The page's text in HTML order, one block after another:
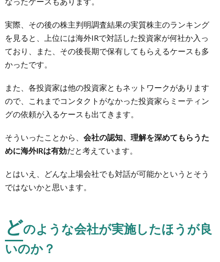
グも
3.1.
アレン
ジはIR
コンサ
社やサ
ポート
会社で
3.2.
ーかつ
自社を
投資家
をター
ゲット
に
実際、その後の株主判明調査結果の実質株主のランキング
を見ると、上位には海外IRで対話した投資家が何社か入っ
ており、また、その後長期で保有してもらえるケースも多
かったです。
また、各投資家は他の投資家ともネットワークがあります
ので、これまでコンタクトがなかった投資家らミーティン
グの依頼が入るケースも出てきます。
そういったことから、 会社の認知、理解を深めてもらうた
めに海外IRは有効だと考えています。
とはいえ、どんな上場会社でも対話が可能かというとそう
ではないかと思います。
どのような会社が実施したほうが良
いのか？